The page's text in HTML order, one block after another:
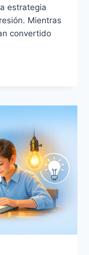
estrategia
Mientras
convertido